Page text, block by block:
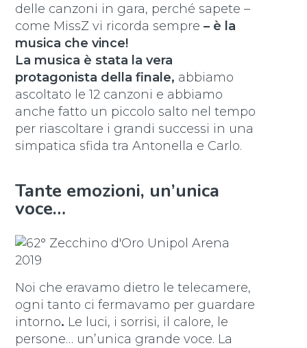
delle canzoni in gara, perché sapete –
come MissZ vi ricorda sempre – è la
musica che vince!
La musica è stata la vera
protagonista della finale, abbiamo
ascoltato le 12 canzoni e abbiamo
anche fatto un piccolo salto nel tempo
per riascoltare i grandi successi in una
simpatica sfida tra Antonella e Carlo.
Tante emozioni, un’unica
voce…
Noi che eravamo dietro le telecamere,
ogni tanto ci fermavamo per guardare
intorno. Le luci, i sorrisi, il calore, le
persone… un’unica grande voce. La